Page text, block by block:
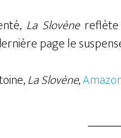
La Slovènereflète
page le
La Slovène,